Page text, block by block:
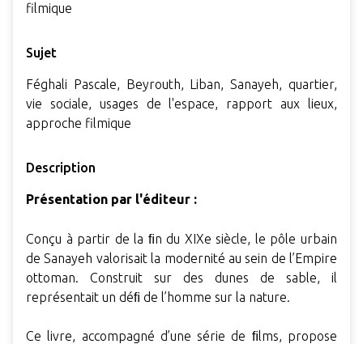
filmique
Sujet
Féghali Pascale, Beyrouth, Liban, Sanayeh, quartier,
vie sociale, usages de l'espace, rapport aux lieux,
approche filmique
Description
Présentation par l'éditeur :
Conçu à partir de la ﬁn du XIXe siècle, le pôle urbain
de Sanayeh valorisait la modernité au sein de l’Empire
ottoman. Construit sur des dunes de sable, il
représentait un déﬁ de l’homme sur la nature.
Ce livre, accompagné d’une série de ﬁlms, propose